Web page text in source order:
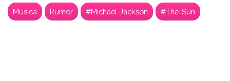
Música Rumor #Michael-Jackson #The-Sun